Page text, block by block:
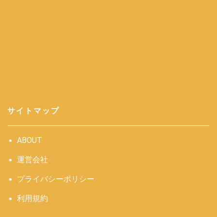
サイトマップ
ABOUT
運営会社
プライバシーポリシー
利用規約